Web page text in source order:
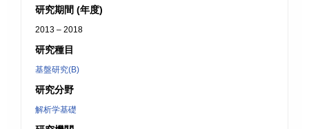
研究期間 (年度)
2013 – 2018
研究種目
基盤研究(B)
研究分野
解析学基礎